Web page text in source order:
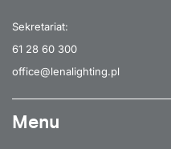
Sekretariat:
61 28 60 300
office@lenalighting.pl
Menu